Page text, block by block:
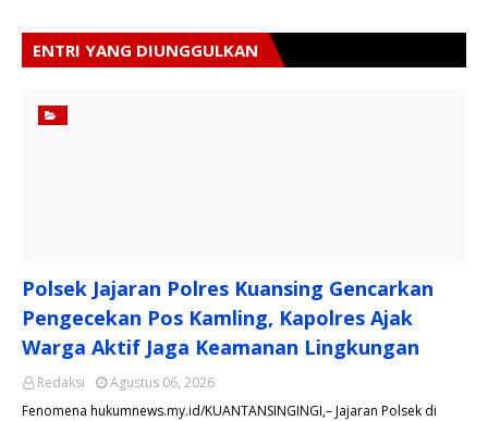
ENTRI YANG DIUNGGULKAN
Polsek Jajaran Polres Kuansing Gencarkan
Pengecekan Pos Kamling, Kapolres Ajak
Warga Aktif Jaga Keamanan Lingkungan
Redaksi
Agustus 06, 2026
Fenomena hukumnews.my.id/KUANTANSINGINGI,– Jajaran Polsek di